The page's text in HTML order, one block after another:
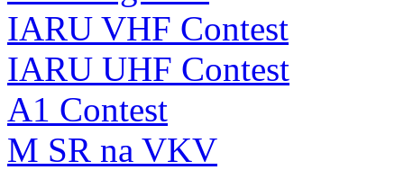
IARU VHF Contest
IARU UHF Contest
A1 Contest
M SR na VKV